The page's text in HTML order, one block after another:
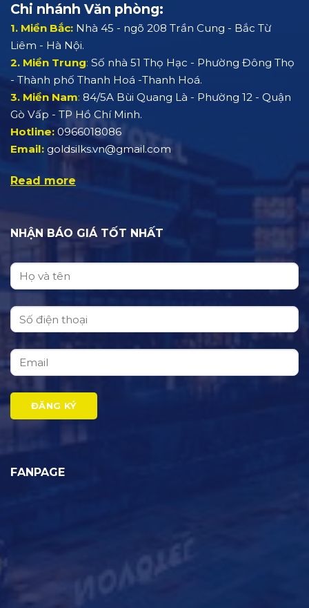
Chi nhánh Văn phòng:
1. Miền Bắc: Nhà 45 - ngõ 208 Trần Cung - Bắc Từ
Liêm - Hà Nội.
2. Miền Trung: Số nhà 51 Thọ Hạc - Phường Đông Thọ
- Thành phố Thanh Hoá -Thanh Hoá.
3. Miền Nam: 84/5A Bùi Quang Là - Phường 12 - Quận
Gò Vấp - TP Hồ Chí Minh.
Hotline: 0966018086
Email: goldsilks.vn@gmail.com
Read more
NHẬN BÁO GIÁ TỐT NHẤT
FANPAGE